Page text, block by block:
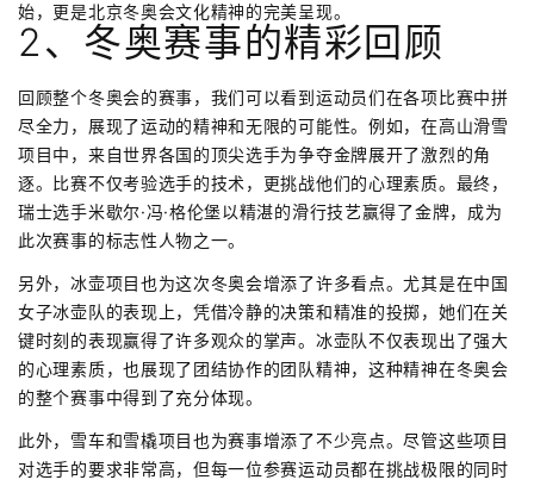
始，更是北京冬奥会文化精神的完美呈现。
2、冬奥赛事的精彩回顾
回顾整个冬奥会的赛事，我们可以看到运动员们在各项比赛中拼
尽全力，展现了运动的精神和无限的可能性。例如，在高山滑雪
项目中，来自世界各国的顶尖选手为争夺金牌展开了激烈的角
逐。比赛不仅考验选手的技术，更挑战他们的心理素质。最终，
瑞士选手米歇尔·冯·格伦堡以精湛的滑行技艺赢得了金牌，成为
此次赛事的标志性人物之一。
另外，冰壶项目也为这次冬奥会增添了许多看点。尤其是在中国
女子冰壶队的表现上，凭借冷静的决策和精准的投掷，她们在关
键时刻的表现赢得了许多观众的掌声。冰壶队不仅表现出了强大
的心理素质，也展现了团结协作的团队精神，这种精神在冬奥会
的整个赛事中得到了充分体现。
此外，雪车和雪橇项目也为赛事增添了不少亮点。尽管这些项目
对选手的要求非常高，但每一位参赛运动员都在挑战极限的同时